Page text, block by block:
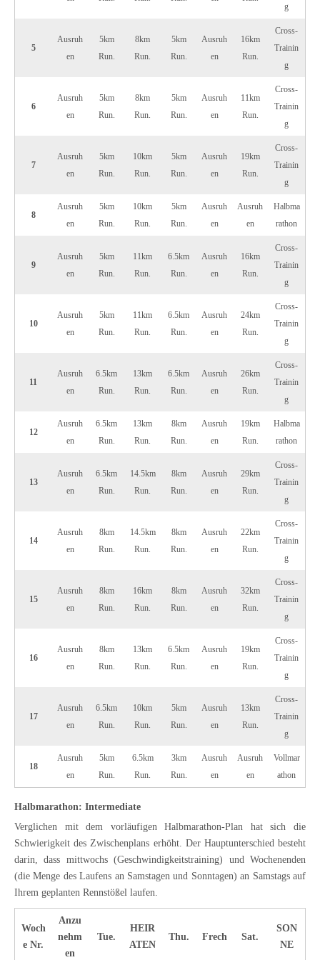
g
5
Ausruh
en
5km
Run.
8km
Run.
5km
Run.
Ausruh
en
16km
Run.
Cross-
Trainin
g
6
Ausruh
en
5km
Run.
8km
Run.
5km
Run.
Ausruh
en
11km
Run.
Cross-
Trainin
g
7
Ausruh
en
5km
Run.
10km
Run.
5km
Run.
Ausruh
en
19km
Run.
Cross-
Trainin
g
8
Ausruh
en
5km
Run.
10km
Run.
5km
Run.
Ausruh
en
Ausruh
en
Halbma
rathon
9
Ausruh
en
5km
Run.
11km
Run.
6.5km
Run.
Ausruh
en
16km
Run.
Cross-
Trainin
g
10
Ausruh
en
5km
Run.
11km
Run.
6.5km
Run.
Ausruh
en
24km
Run.
Cross-
Trainin
g
11
Ausruh
en
6.5km
Run.
13km
Run.
6.5km
Run.
Ausruh
en
26km
Run.
Cross-
Trainin
g
12
Ausruh
en
6.5km
Run.
13km
Run.
8km
Run.
Ausruh
en
19km
Run.
Halbma
rathon
13
Ausruh
en
6.5km
Run.
14.5km
Run.
8km
Run.
Ausruh
en
29km
Run.
Cross-
Trainin
g
14
Ausruh
en
8km
Run.
14.5km
Run.
8km
Run.
Ausruh
en
22km
Run.
Cross-
Trainin
g
15
Ausruh
en
8km
Run.
16km
Run.
8km
Run.
Ausruh
en
32km
Run.
Cross-
Trainin
g
16
Ausruh
en
8km
Run.
13km
Run.
6.5km
Run.
Ausruh
en
19km
Run.
Cross-
Trainin
g
17
Ausruh
en
6.5km
Run.
10km
Run.
5km
Run.
Ausruh
en
13km
Run.
Cross-
Trainin
g
18
Ausruh
en
5km
Run.
6.5km
Run.
3km
Run.
Ausruh
en
Ausruh
en
Vollmar
athon
Halbmarathon: Intermediate
Verglichen mit dem vorläufigen Halbmarathon-Plan hat sich die
Schwierigkeit des Zwischenplans erhöht. Der Hauptunterschied besteht
darin, dass mittwochs (Geschwindigkeitstraining) und Wochenenden
(die Menge des Laufens an Samstagen und Sonntagen) an Samstags auf
Ihrem geplanten Rennstößel laufen.
Woch
e Nr.
Anzu
nehm
en
Tue.
HEIR
ATEN
Thu. Frech Sat.
SON
NE